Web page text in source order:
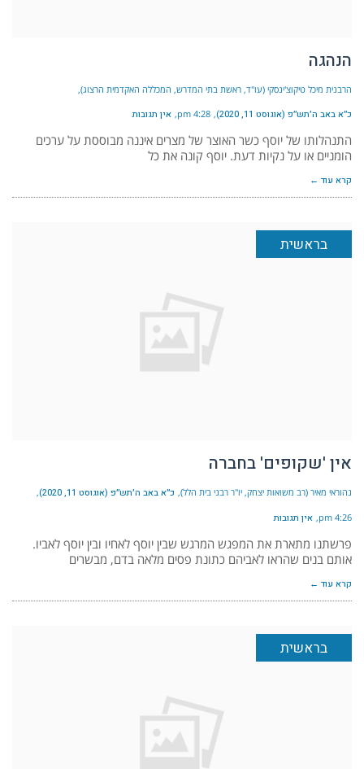
הנהגה
הרבנית מיכל טיקוצ'ינסקי (עו"ד, ראשת בתי המדרש, המכללה האקדמית הרצוג)
כ״א באב ה׳תש״פ (אוגוסט 11, 2020) 4:28 pm אין תגובות
התנהלותו של יוסף כשר האוצר של מצרים איננה מבוססת על ערכים
הומניים או על נקיות דעת. יוסף קונה את כל
קרא עוד ←
בראשית
אין 'שקופים' בחברה
נהוראי מאיר (רב משואות יצחק, יו"ר רבני בית הלל) כ״א באב ה׳תש״פ (אוגוסט 11, 2020)
4:26 pm אין תגובות
פרשתנו מתארת את המפגש המרגש שבין יוסף לאחיו ובין יוסף לאביו.
אותם בנים שהראו לאביהם כתונת פסים מלאה בדם, מבשרים
קרא עוד ←
בראשית